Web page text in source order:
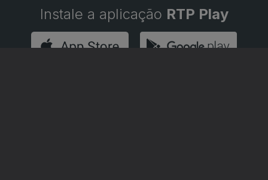
Instale a aplicação RTP Play